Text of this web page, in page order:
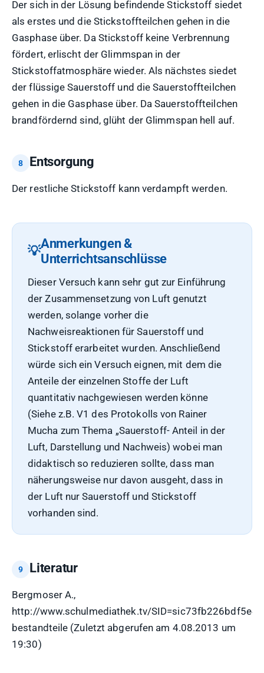
Der sich in der Lösung befindende Stickstoff siedet
als erstes und die Stickstoffteilchen gehen in die
Gasphase über. Da Stickstoff keine Verbrennung
fördert, erlischt der Glimmspan in der
Stickstoffatmosphäre wieder. Als nächstes siedet
der flüssige Sauerstoff und die Sauerstoffteilchen
gehen in die Gasphase über. Da Sauerstoffteilchen
brandfördernd sind, glüht der Glimmspan hell auf.
Entsorgung
Der restliche Stickstoff kann verdampft werden.
Anmerkungen &
Unterrichtsanschlüsse
Dieser Versuch kann sehr gut zur Einführung
der Zusammensetzung von Luft genutzt
werden, solange vorher die
Nachweisreaktionen für Sauerstoff und
Stickstoff erarbeitet wurden. Anschließend
würde sich ein Versuch eignen, mit dem die
Anteile der einzelnen Stoffe der Luft
quantitativ nachgewiesen werden könne
(Siehe z.B. V1 des Protokolls von Rainer
Mucha zum Thema „Sauerstoff- Anteil in der
Luft, Darstellung und Nachweis) wobei man
didaktisch so reduzieren sollte, dass man
näherungsweise nur davon ausgeht, dass in
der Luft nur Sauerstoff und Stickstoff
vorhanden sind.
Literatur
Bergmoser A.,
http://www.schulmediathek.tv/
bestandteile (Zuletzt abgerufen am 4.08.2013 um
19:30)